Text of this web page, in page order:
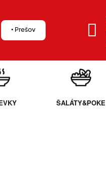
• Prešov
ŠALÁTY&POKE